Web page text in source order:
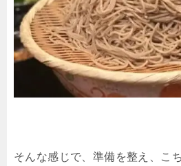
そんな感じで、準備を整え、こ